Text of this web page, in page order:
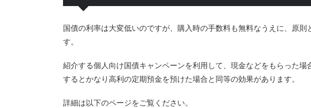
国債の利率は大変低いのですが、購入時の手数料も無料なうえに、原
す。
紹介する個人向け国債キャンペーンを利用して、現金などをもらった
するとかなり高利の定期預金を預けた場合と同等の効果があります。
詳細は以下のページをご覧ください。